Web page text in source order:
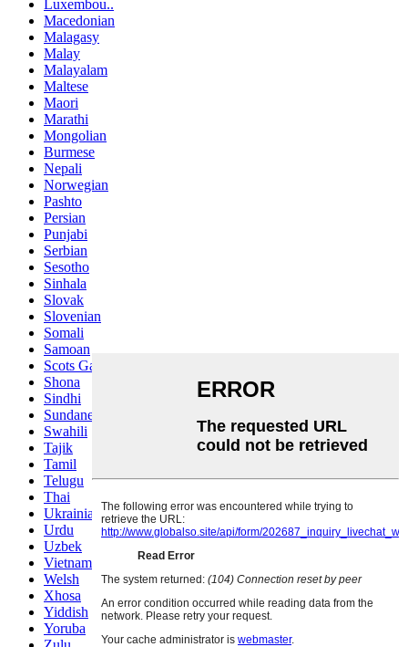
Luxembou..
Macedonian
Malagasy
Malay
Malayalam
Maltese
Maori
Marathi
Mongolian
Burmese
Nepali
Norwegian
Pashto
Persian
Punjabi
Serbian
Sesotho
Sinhala
Slovak
Slovenian
Somali
Samoan
Scots Gaelic
Shona
Sindhi
Sundanese
Swahili
Tajik
Tamil
Telugu
Thai
Ukrainian
Urdu
Uzbek
Vietnamese
Welsh
Xhosa
Yiddish
Yoruba